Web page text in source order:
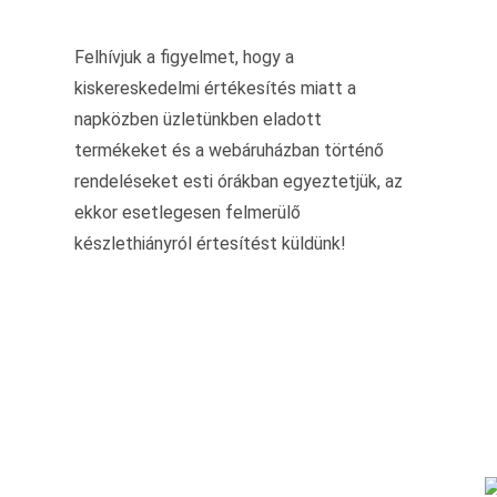
Felhívjuk a figyelmet, hogy a
kiskereskedelmi értékesítés miatt a
napközben üzletünkben eladott
termékeket és a webáruházban történő
rendeléseket esti órákban egyeztetjük, az
ekkor esetlegesen felmerülő
készlethiányról értesítést küldünk!